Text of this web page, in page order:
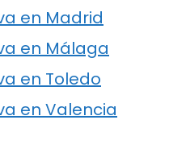
en Madrid
en Málaga
en Toledo
en Valencia